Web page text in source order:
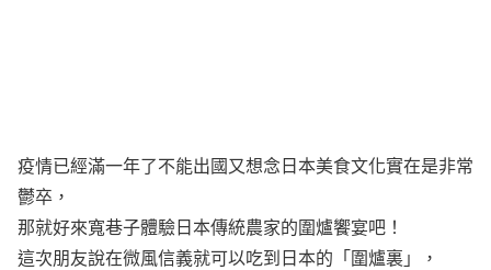
疫情已經滿一年了不能出國又想念日本美食文化實在是非常
鬱卒，
那就好來寬巷子體驗日本傳統農家的圍爐饗宴吧！
這次朋友說在微風信義就可以吃到日本的「圍爐裏」，